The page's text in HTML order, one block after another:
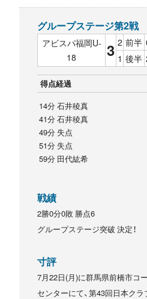
グループステージ第2戦
アビスパ福岡U-
18
3 2 前半
1 後半
得点経過
14分 石井稜真
41分 石井稜真
49分 失点
51分 失点
59分 田代紘希
戦績
2勝0分0敗 勝点6
グループステージ突破 決定！
寸評
7月22日(月)に群馬県前橋市コ
センターにて、第43回日本ク